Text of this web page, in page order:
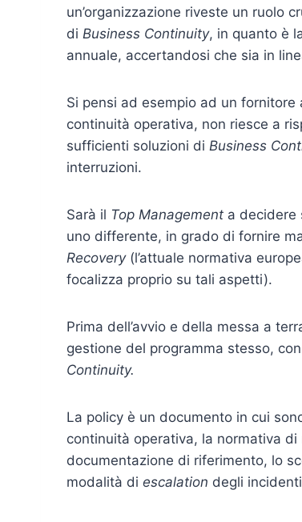
un’organizzazione riveste un ruolo
di Business Continuity, in quanto è
annuale, accertandosi che sia in
Si pensi ad esempio ad un
continuità operativa, non riesce a
sufficienti soluzioni di Business
interruzioni.
Sarà il Top Management a decidere
uno differente, in grado di fornire
Recovery (l’attuale normativa
focalizza proprio su tali aspetti).
Prima dell’avvio e della messa a
gestione del programma stesso,
Continuity.
La policy è un documento in cui
continuità operativa, la normativa
documentazione di riferimento, lo
modalità di escalation degli